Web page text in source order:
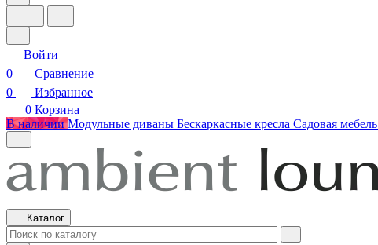
Войти
0
Сравнение
0
Избранное
0 Корзина
В наличии Модульные диваны Бескаркасные кресла Садовая мебель
Каталог